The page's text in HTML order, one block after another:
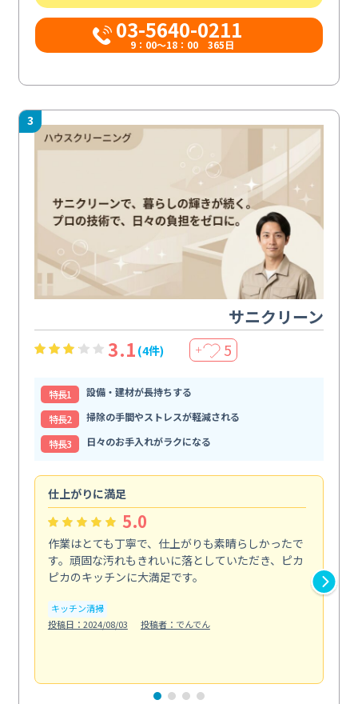
03-5640-0211
9：00～18：00 365日
3
サニクリーン
3.1 (4件) ＋ 5
特⻑1
設備・建材が長持ちする
特⻑2
掃除の手間やストレスが軽減される
特⻑3
日々のお手入れがラクになる
仕上がりに満足
5.0
作業はとても丁寧で、仕上がりも素晴らしかったで
す。頑固な汚れもきれいに落としていただき、ピカ
ピカのキッチンに大満足です。
キッチン清掃
投稿日：2024/08/03
投稿者：でんでん